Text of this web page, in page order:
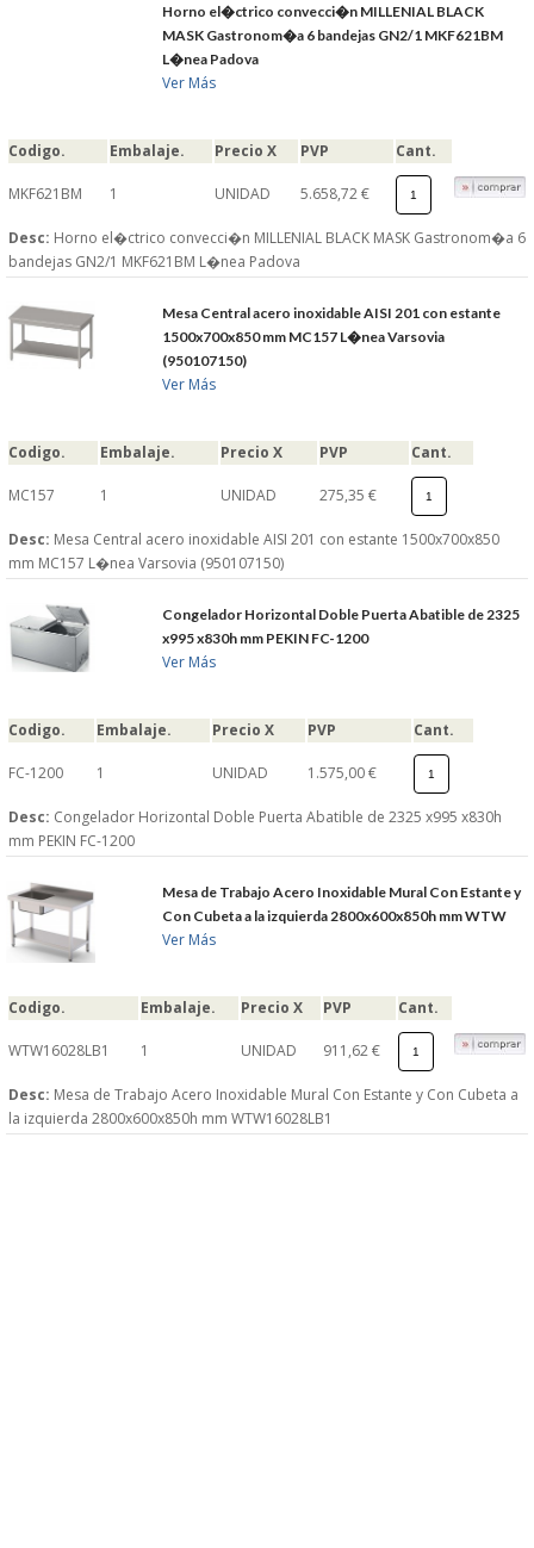
Horno el�ctrico convecci�n MILLENIAL BLACK
MASK Gastronom�a 6 bandejas GN2/1 MKF621BM
L�nea Padova
Ver Más
Codigo. Embalaje. Precio X PVP Cant.
MKF621BM 1 UNIDAD 5.658,72 €
Desc: Horno el�ctrico convecci�n MILLENIAL BLACK MASK Gastronom�a 6
bandejas GN2/1 MKF621BM L�nea Padova
Mesa Central acero inoxidable AISI 201 con estante
1500x700x850 mm MC157 L�nea Varsovia
(950107150)
Ver Más
Codigo. Embalaje. Precio X PVP Cant.
MC157 1 UNIDAD 275,35 €
Desc: Mesa Central acero inoxidable AISI 201 con estante 1500x700x850
mm MC157 L�nea Varsovia (950107150)
Congelador Horizontal Doble Puerta Abatible de 2325
x995 x830h mm PEKIN FC-1200
Ver Más
Codigo. Embalaje. Precio X PVP Cant.
FC-1200 1 UNIDAD 1.575,00 €
Desc: Congelador Horizontal Doble Puerta Abatible de 2325 x995 x830h
mm PEKIN FC-1200
Mesa de Trabajo Acero Inoxidable Mural Con Estante y
Con Cubeta a la izquierda 2800x600x850h mm WTW
Ver Más
Codigo. Embalaje. Precio X PVP Cant.
WTW16028LB1 1 UNIDAD 911,62 €
Desc: Mesa de Trabajo Acero Inoxidable Mural Con Estante y Con Cubeta a
la izquierda 2800x600x850h mm WTW16028LB1